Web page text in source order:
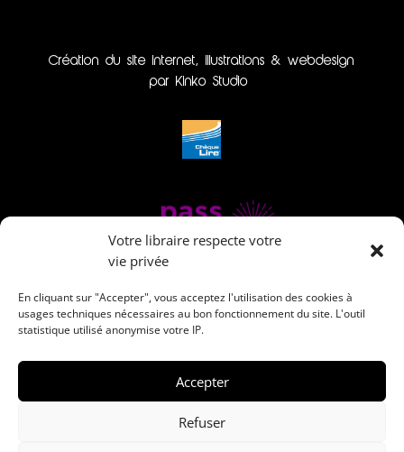
Votre libraire respecte votre
vie privée
En cliquant sur "Accepter", vous acceptez l'utilisation des cookies à
usages techniques nécessaires au bon fonctionnement du site. L'outil
statistique utilisé anonymise votre IP.
Accepter
Refuser
Création du site internet, illustrations & webdesign
par Kinko Studio